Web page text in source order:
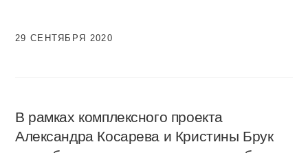
29 СЕНТЯБРЯ 2020
В рамках комплексного проекта
Александра Косарева и Кристины Брук